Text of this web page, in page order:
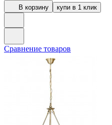
В корзину купи в 1 клик
Сравнение товаров